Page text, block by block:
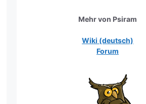
Mehr von Psiram
Wiki (deutsch)
Forum